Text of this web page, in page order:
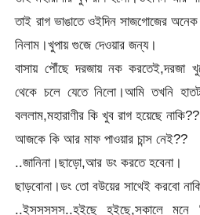
তাই রাগ ভাঙাতে ওইদিন সাজগোজের
নিলাম।খুপায় গুজে দেওয়ার জন্য।
বাসায় পৌঁছে দরজায় নক করতেই,দরজা
থেকে চলে যেতে নিলো।আমি তখনি
বললাম,মহারাণীর কি খুব রাগ হয়েছে নাকি??
আজকে কি আর মাফ পাওয়ার চান্স নেই??
..জানিনা।ছাড়ো,আর ডং করতে হবেনা।
ছাড়বোনা।ডং তো বউয়ের সাথেই করবো
..ইসসসসস..হইছে হইছে,সকালে